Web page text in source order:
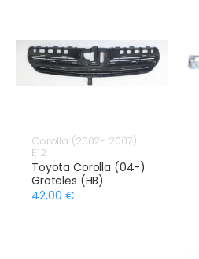
Corolla (2002- 2007)
E12
Toyota Corolla (04-)
Grotelės (HB)
42,00 €